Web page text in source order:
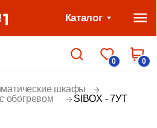
шкафы
обогревом
SIBOX - 7УТ